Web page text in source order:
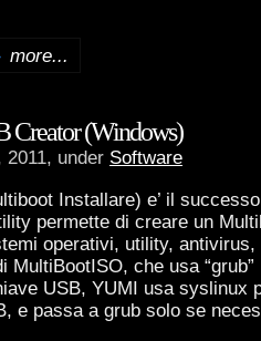
more...
(Windows)
2011, under Software
Installare) e’ il
permette di creare un
operativi, utility,
MultiBootISO, che usa
USB, YUMI usa syslinux
e passa a grub solo se